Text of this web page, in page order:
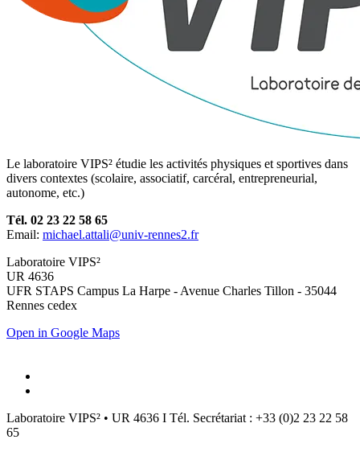
Le laboratoire VIPS² étudie les activités physiques et sportives dans
divers contextes (scolaire, associatif, carcéral, entrepreneurial,
autonome, etc.)
Tél. 02 23 22 58 65
Email: michael.attali@univ-rennes2.fr
Laboratoire VIPS²
UR 4636
UFR STAPS Campus La Harpe - Avenue Charles Tillon - 35044
Rennes cedex
Open in Google Maps
Laboratoire VIPS² • UR 4636 I Tél. Secrétariat : +33 (0)2 23 22 58
65